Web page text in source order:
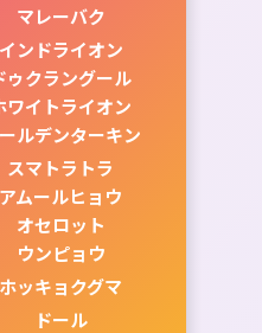
マレーバク
インドライオン
ゥクラングール
ワイトライオン
ルデンターキン
スマトラトラ
アムールヒョウ
オセロット
ウンピョウ
ホッキョクグマ
ドール